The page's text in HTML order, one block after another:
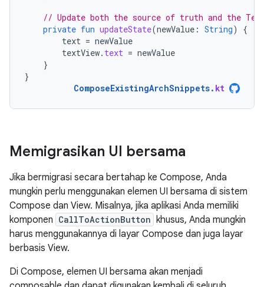
// Update both the source of truth and the
private fun updateState(newValue : String)
{
text = newValue
textView. text = newValue
}
}
ComposeExistingArchSnippets. kt
Memigrasikan UI bersama
Jika bermigrasi secara bertahap ke Compose, Anda
mungkin perlu menggunakan elemen UI bersama di sistem
Compose dan View. Misalnya, jika aplikasi Anda memiliki
komponen CallToActionButton khusus, Anda mungkin
harus menggunakannya di layar Compose dan juga layar
berbasis View.
Di Compose, elemen UI bersama akan menjadi